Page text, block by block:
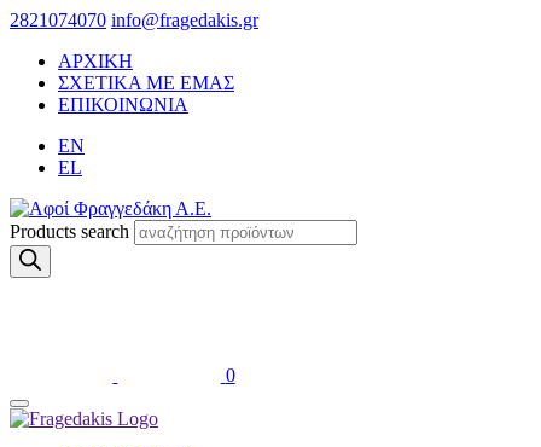
2821074070 info@fragedakis.gr
ΑΡΧΙΚΗ
ΣΧΕΤΙΚΑ ΜΕ ΕΜΑΣ
ΕΠΙΚΟΙΝΩΝΙΑ
EN
EL
Products search
0